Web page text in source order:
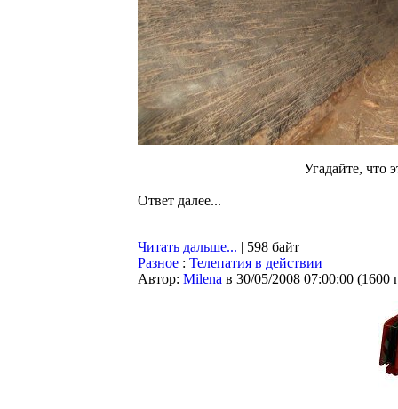
Угадайте, что
Ответ далее...
Читать дальше... | 598 байт
Разное : Телепатия в действии
Автор: Milena в 30/05/2008 07:00:00 (1600